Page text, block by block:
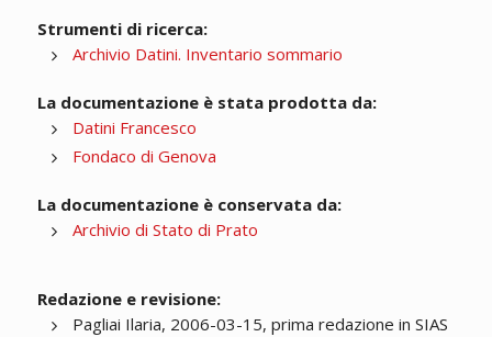
Strumenti di ricerca:
Archivio Datini. Inventario sommario
La documentazione è stata prodotta da:
Datini Francesco
Fondaco di Genova
La documentazione è conservata da:
Archivio di Stato di Prato
Redazione e revisione:
Pagliai Ilaria, 2006-03-15, prima redazione in SIAS